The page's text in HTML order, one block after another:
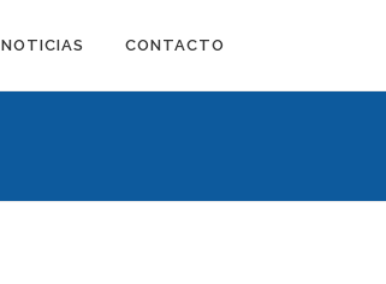
NOTICIAS CONTACTO